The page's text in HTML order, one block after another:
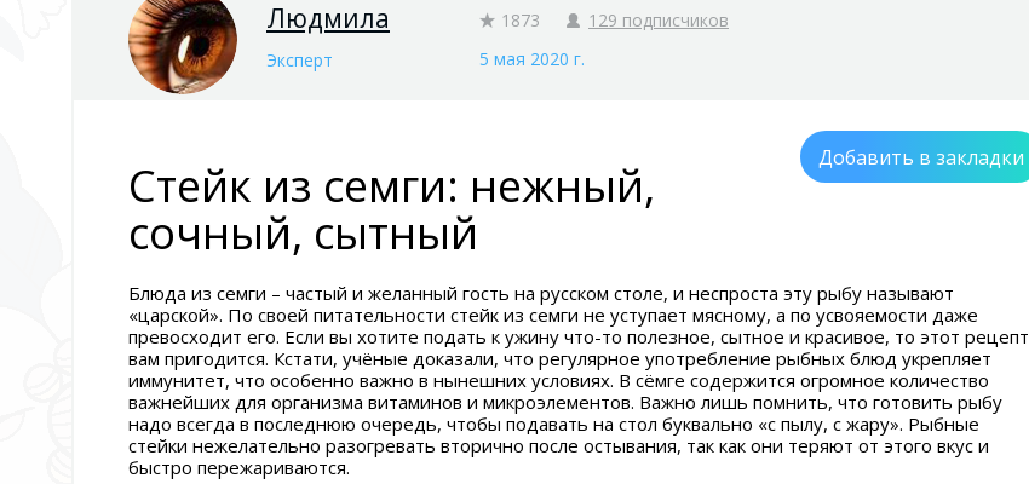
Людмила
Эксперт
1873
129 подписчиков
5 мая 2020 г.
Добавить в закладки
Стейк из семги: нежный,
сочный, сытный
Блюда из семги – частый и желанный гость на русском столе, и неспроста эту рыбу называют
«царской». По своей питательности стейк из семги не уступает мясному, а по усвояемости даже
превосходит его. Если вы хотите подать к ужину что-то полезное, сытное и красивое, то этот рецепт
вам пригодится. Кстати, учёные доказали, что регулярное употребление рыбных блюд укрепляет
иммунитет, что особенно важно в нынешних условиях. В сёмге содержится огромное количество
важнейших для организма витаминов и микроэлементов. Важно лишь помнить, что готовить рыбу
надо всегда в последнюю очередь, чтобы подавать на стол буквально «с пылу, с жару». Рыбные
стейки нежелательно разогревать вторично после остывания, так как они теряют от этого вкус и
быстро пережариваются.